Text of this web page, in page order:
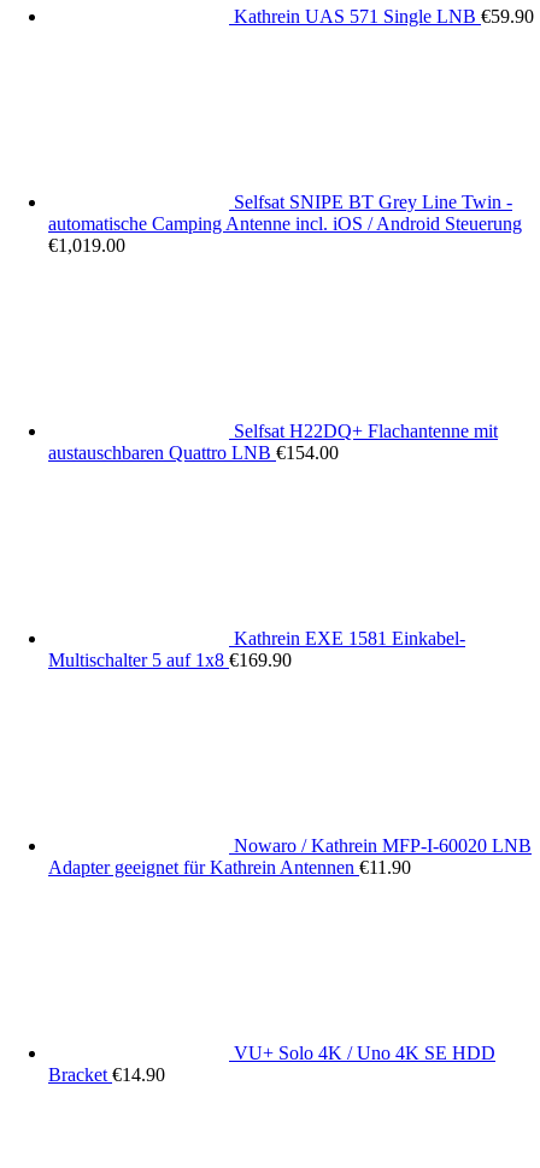
Kathrein UAS 571 Single LNB €59.90
Selfsat SNIPE BT Grey Line Twin -
automatische Camping Antenne incl. iOS / Android Steuerung
€1,019.00
Selfsat H22DQ+ Flachantenne mit
austauschbaren Quattro LNB €154.00
Kathrein EXE 1581 Einkabel-
Multischalter 5 auf 1x8 €169.90
Nowaro / Kathrein MFP-I-60020 LNB
Adapter geeignet für Kathrein Antennen €11.90
VU+ Solo 4K / Uno 4K SE HDD
Bracket €14.90